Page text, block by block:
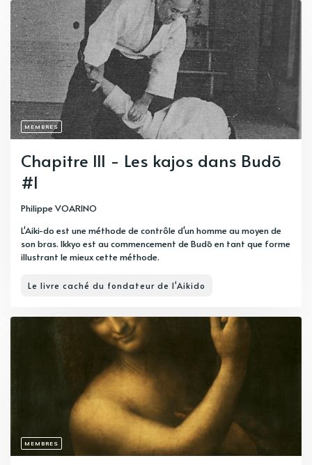
MEMBRES
Chapitre III - Les kajos dans Budō
#1
Philippe VOARINO
L'Aiki-do est une méthode de contrôle d'un homme au moyen de
son bras. Ikkyo est au commencement de Budō en tant que forme
illustrant le mieux cette méthode.
Le livre caché du fondateur de l'Aikido
MEMBRES